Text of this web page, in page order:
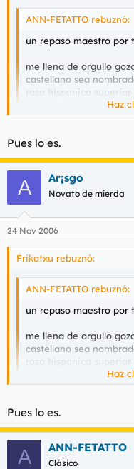
ANN-FETATTO rebuznó:
un repaso maestro por
me llena de orgullo
castellano sea
raza hispanica
debe ser nombrada el
Haz
de hecho no se insulta a
no lo veo como insulto
Haz
Pues lo es.
A Ar¡sgo
Novato de mierda
24 Nov 2006
Frikatxu rebuznó:
ANN-FETATTO rebuznó:
un repaso maestro por
me llena de orgullo
castellano sea
raza hispanica
debe ser nombrada el
Haz
de hecho no se insulta a
no lo veo como insulto
Haz
Pues lo es.
A ANN-FETATTO
Clásico